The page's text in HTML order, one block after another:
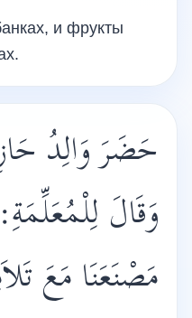
и фрукты
حَضَرَ وَالِدُ
وَقَالَ
مَصْنَعَنَا مَعَ